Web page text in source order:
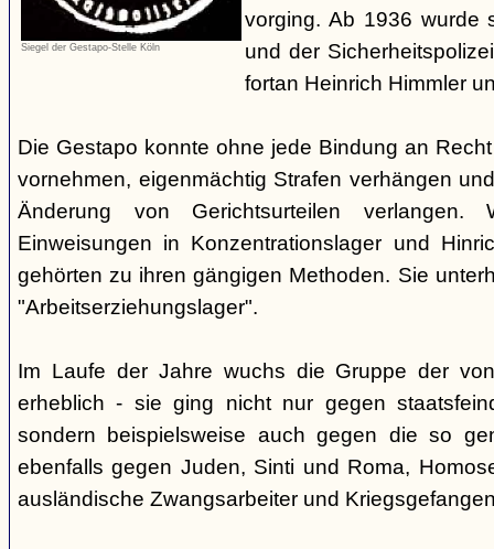
Siegel der Gestapo-Stelle Köln
vorging. Ab 1936 wurde
und der
fortan Heinrich Himmler
Die Gestapo konnte ohne jede Bindung an
vornehmen, eigenmächtig Strafen verhängen
Änderung von Gerichtsurteilen verlangen.
Einweisungen in Konzentrationslager und
gehörten zu ihren gängigen Methoden. Sie
"Arbeitserziehungslager".
Im Laufe der Jahre wuchs die Gruppe der
erheblich - sie ging nicht nur gegen
sondern beispielsweise auch gegen die so
ebenfalls gegen Juden, Sinti und Roma,
ausländische Zwangsarbeiter und